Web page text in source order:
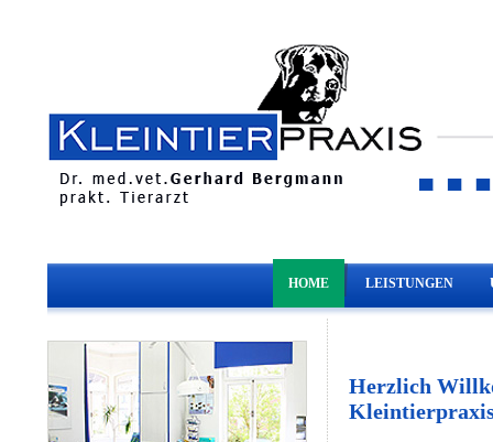
HOME LEISTUNGEN
Herzlich